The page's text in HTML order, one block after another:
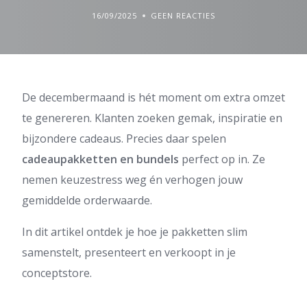
16/09/2025 GEEN REACTIES
De decembermaand is hét moment om extra omzet
te genereren. Klanten zoeken gemak, inspiratie en
bijzondere cadeaus. Precies daar spelen
cadeaupakketten en bundels perfect op in. Ze
nemen keuzestress weg én verhogen jouw
gemiddelde orderwaarde.
In dit artikel ontdek je hoe je pakketten slim
samenstelt, presenteert en verkoopt in je
conceptstore.